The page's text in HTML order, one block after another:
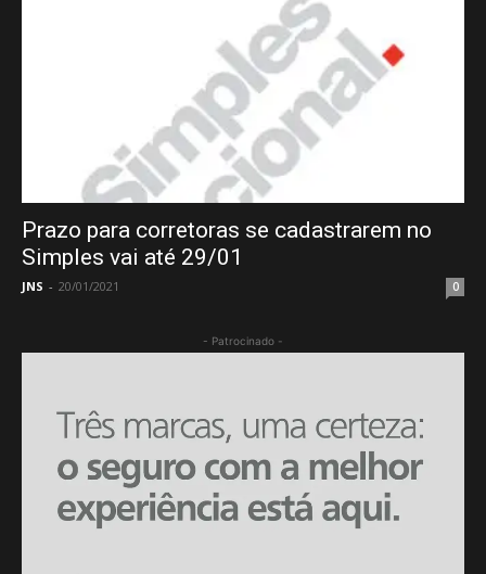
Prazo para corretoras se cadastrarem no
Simples vai até 29/01
JNS - 20/01/2021 0
- Patrocinado -